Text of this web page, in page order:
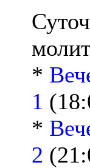
*
1
*
2